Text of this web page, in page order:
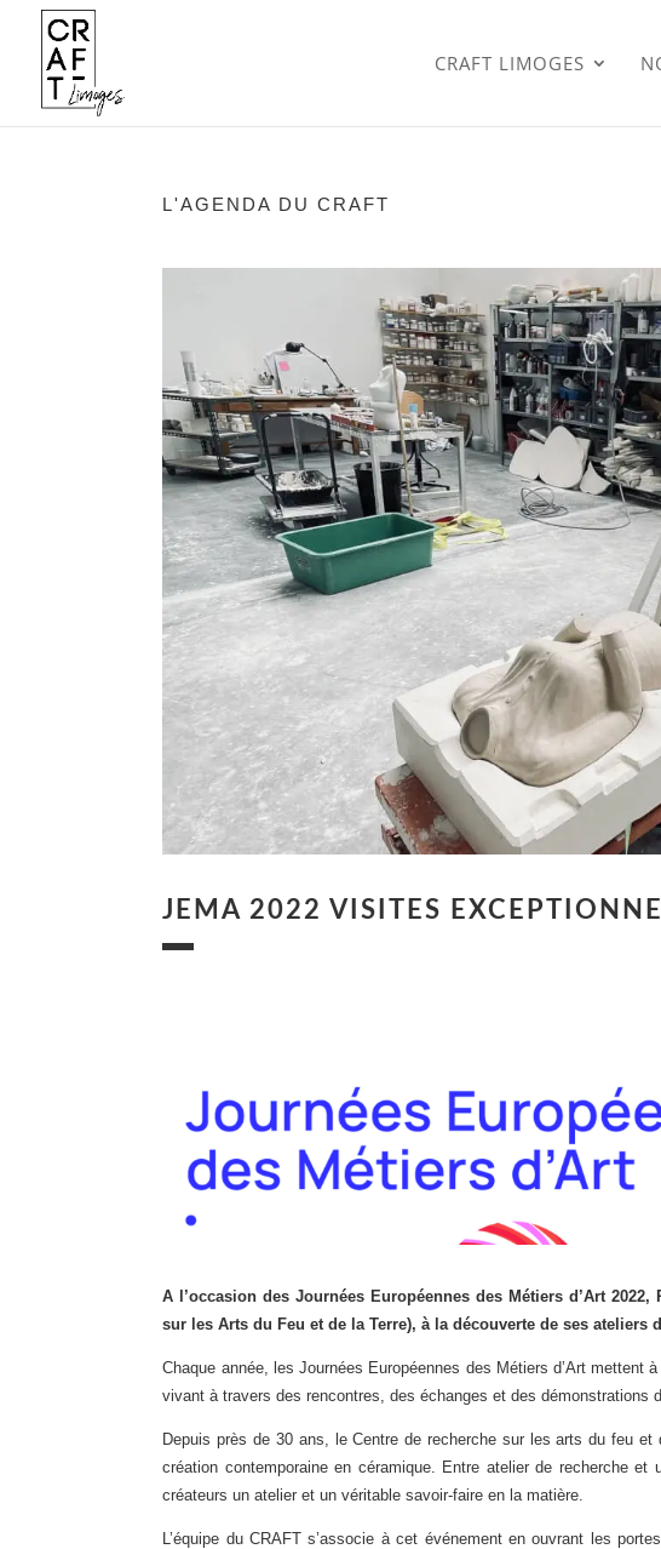
CRAFT LIMOGES
L'AGENDA DU CRAFT
JEMA 2022 VISITES
A l’occasion des Journées Européennes des Métiers d’Art
sur les Arts du Feu et de la Terre), à la découverte de ses ateliers
Chaque année, les Journées Européennes des Métiers d’Art mettent
vivant à travers des rencontres, des échanges et des démonstrations
Depuis près de 30 ans, le Centre de recherche sur les arts du feu
création contemporaine en céramique. Entre atelier de recherche
créateurs un atelier et un véritable savoir-faire en la matière.
L’équipe du CRAFT s’associe à cet événement en ouvrant les